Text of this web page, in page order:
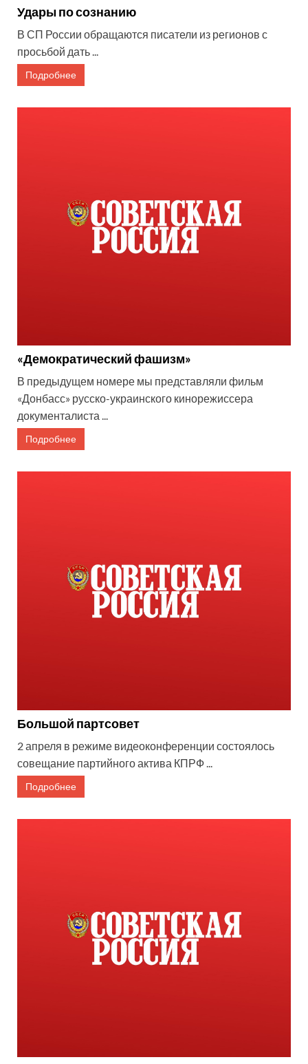
Удары по сознанию
В СП России обращаются писатели из регионов с
просьбой дать ...
Подробнее
«Демократический фашизм»
В предыдущем номере мы представляли фильм
«Донбасс» русско-украинского кинорежиссера
документалиста ...
Подробнее
Большой партсовет
2 апреля в режиме видеоконференции состоялось
совещание партийного актива КПРФ ...
Подробнее